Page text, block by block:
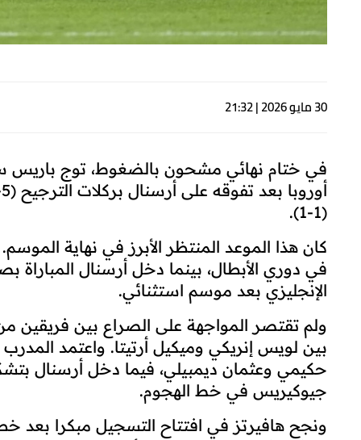
30 مايو 2026 | 21:32
في ختام نهائي مشحون بالضغوط، توج باريس
(1-1).
كان هذا الموعد المنتظر الأبرز في نهاية
في دوري الأبطال، بينما دخل أرسنال
الإنجليزي بعد موسم استثنائي.
ولم تقتصر المواجهة على الصراع بين فريقين
بين لويس إنريكي وميكيل أرتيتا. واعتمد
حكيمي وعثمان ديمبيلي، فيما دخل أرسنال
جيوكيريس في خط الهجوم.
ونجح هافيرتز في افتتاح التسجيل مبكرا بعد